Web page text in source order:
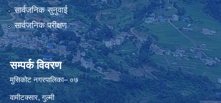
सार्वजनिक सुनुवाई
सार्वजनिक परीक्षण
सम्पर्क विवरण
मुसिकोट नगरपालिका– ०७
वामीटक्सार, गुल्मी